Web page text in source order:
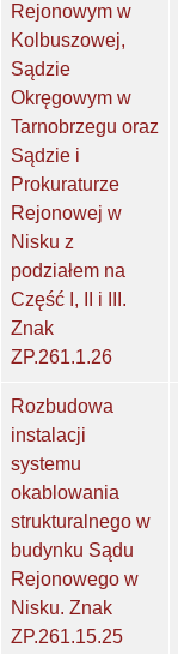
Rejonowym w
Kolbuszowej,
Sądzie
Okręgowym w
Tarnobrzegu oraz
Sądzie i
Prokuraturze
Rejonowej w
Nisku z
podziałem na
Część I, II i III.
Znak
ZP.261.1.26
Rozbudowa
instalacji
systemu
okablowania
strukturalnego w
budynku Sądu
Rejonowego w
Nisku. Znak
ZP.261.15.25